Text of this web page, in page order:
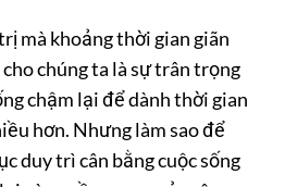
mà khoảng thời gian giãn
chúng ta là sự trân trọng
chậm lại để dành thời gian
hơn. Nhưng làm sao để
duy trì cân bằng cuộc sống